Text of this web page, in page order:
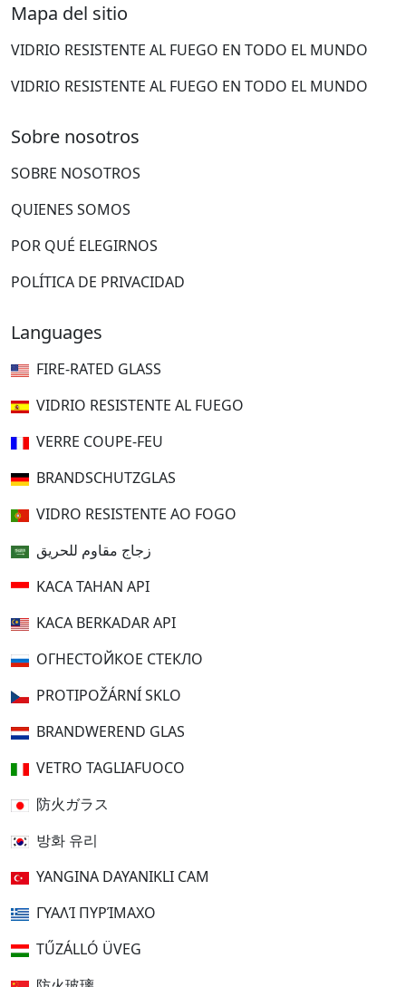
Mapa del sitio
VIDRIO RESISTENTE AL FUEGO EN TODO EL MUNDO
VIDRIO RESISTENTE AL FUEGO EN TODO EL MUNDO
Sobre nosotros
SOBRE NOSOTROS
QUIENES SOMOS
POR QUÉ ELEGIRNOS
POLÍTICA DE PRIVACIDAD
Languages
FIRE-RATED GLASS
VIDRIO RESISTENTE AL FUEGO
VERRE COUPE-FEU
BRANDSCHUTZGLAS
VIDRO RESISTENTE AO FOGO
زجاج مقاوم للحريق
KACA TAHAN API
KACA BERKADAR API
ОГНЕСТОЙКОЕ СТЕКЛО
PROTIPOŽÁRNÍ SKLO
BRANDWEREND GLAS
VETRO TAGLIAFUOCO
防火ガラス
방화 유리
YANGINA DAYANIKLI CAM
ΓΥΑΛΊ ΠΥΡΊΜΑΧΟ
TŰZÁLLÓ ÜVEG